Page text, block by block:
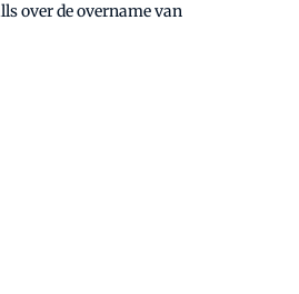
over de overname van